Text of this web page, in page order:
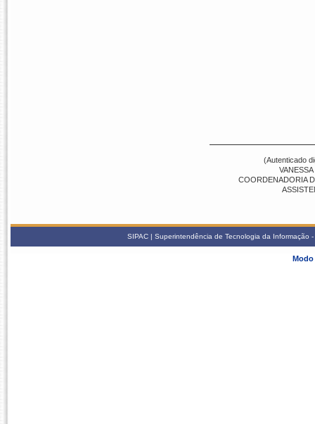
(Autenticado
COORDENADORIA
SIPAC | Superintendência de Tecnologia da
Modo